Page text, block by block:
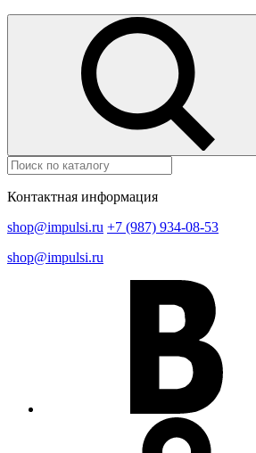
Контактная информация
shop@impulsi.ru +7 (987) 934-08-53
shop@impulsi.ru